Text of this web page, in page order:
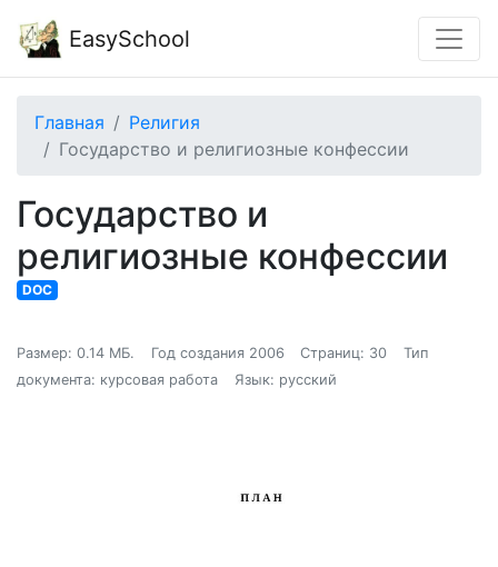
EasySchool
Главная
Религия
Государство и религиозные конфессии
Государство и
религиозные конфессии
DOC
Размер: 0.14 МБ. Год создания 2006 Страниц: 30
Тип
документа: курсовая работа
Язык: русский